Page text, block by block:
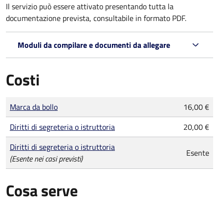
Il servizio può essere attivato presentando tutta la
documentazione prevista, consultabile in formato PDF.
Moduli da compilare e documenti da allegare
Costi
Tipo di pagamento
Importo
Marca da bollo
16,00 €
Diritti di segreteria o istruttoria
20,00 €
Diritti di segreteria o istruttoria
(Esente nei casi previsti)
Esente
Cosa serve